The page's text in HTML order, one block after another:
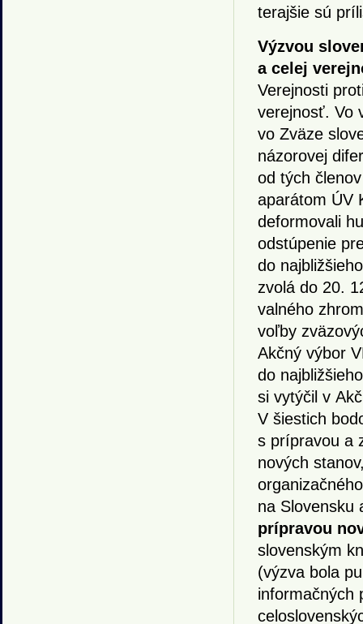
terajšie sú
Výzvou
a celej
Verejnosti
verejnosť. Vo
vo Zväze
názorovej
od tých
aparátom ÚV
deformovali
odstúpenie
do
zvolá do 20.
valného
voľby
Akčný výbor
do
si vytýčil v
V šiestich
s prípravou a
nových
na Slovensku
prípravou
slovenským
(výzva bola
informačných